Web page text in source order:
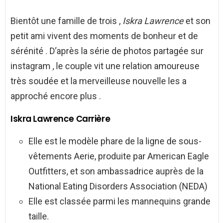
Bientôt une famille de trois , Iskra Lawrenceet son
petit ami vivent des moments de bonheur et de
sérénité . D’après la série de photos partagée sur
instagram , le couple vit une relation amoureuse
très soudée et la merveilleuse nouvelle les a
approché encore plus .
Iskra Lawrence Carrière
Elle est le modèle phare de la ligne de sous-
vêtements Aerie, produite par American Eagle
Outfitters, et son ambassadrice auprès de la
National Eating Disorders Association (NEDA)
Elle est classée parmi les mannequins grande
taille.